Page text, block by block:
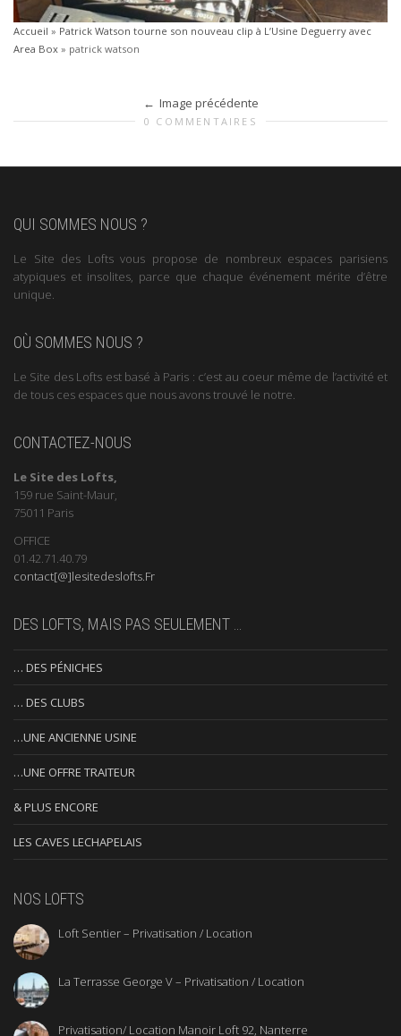
Accueil » Patrick Watson tourne son nouveau clip à L’Usine Deguerry avec
Area Box » patrick watson
Image précédente
0 COMMENTAIRES
QUI SOMMES NOUS ?
Le Site des Lofts vous propose de nombreux espaces parisiens
atypiques et insolites, parce que chaque événement mérite d’être
unique.
OÙ SOMMES NOUS ?
Le Site des Lofts est basé à Paris : c’est au coeur même de l’activité et
de tous ces espaces que nous avons trouvé le notre.
CONTACTEZ-NOUS
Le Site des Lofts,
159 rue Saint-Maur,
75011 Paris
OFFICE
01.42.71.40.79
contact[@]lesitedeslofts.Fr
DES LOFTS, MAIS PAS SEULEMENT …
… DES PÉNICHES
… DES CLUBS
…UNE ANCIENNE USINE
…UNE OFFRE TRAITEUR
& PLUS ENCORE
LES CAVES LECHAPELAIS
NOS LOFTS
Loft Sentier – Privatisation / Location
La Terrasse George V – Privatisation / Location
Privatisation/ Location Manoir Loft 92, Nanterre